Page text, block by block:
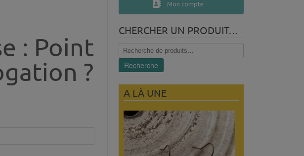
: Point
?
Mon compte
CHERCHER UN PRODUIT…
Recherche
pour :
Recherche
A LÀ UNE